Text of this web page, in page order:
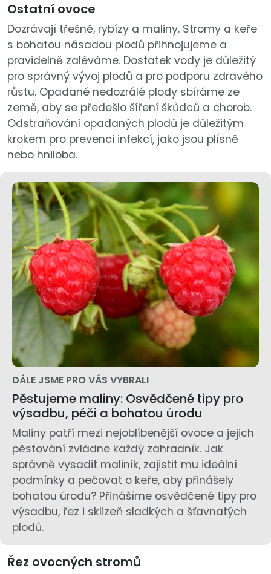
Ostatní ovoce
Dozrávají třešně, rybízy a maliny. Stromy a keře
s bohatou násadou plodů přihnojujeme a
pravidelně zaléváme. Dostatek vody je důležitý
pro správný vývoj plodů a pro podporu zdravého
růstu. Opadané nedozrálé plody sbíráme ze
země, aby se předešlo šíření škůdců a chorob.
Odstraňování opadaných plodů je důležitým
krokem pro prevenci infekcí, jako jsou plísně
nebo hniloba.
DÁLE JSME PRO VÁS VYBRALI
Pěstujeme maliny: Osvědčené tipy pro
výsadbu, péči a bohatou úrodu
Maliny patří mezi nejoblíbenější ovoce a jejich
pěstování zvládne každý zahradník. Jak
správně vysadit maliník, zajistit mu ideální
podmínky a pečovat o keře, aby přinášely
bohatou úrodu? Přinášíme osvědčené tipy pro
výsadbu, řez i sklizeň sladkých a šťavnatých
plodů.
Řez ovocných stromů